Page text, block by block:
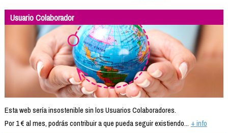
Usuario Colaborador
Esta web sería insostenible sin los Usuarios Colaboradores.
Por 1 € al mes, podrás contribuir a que pueda seguir existiendo... + info